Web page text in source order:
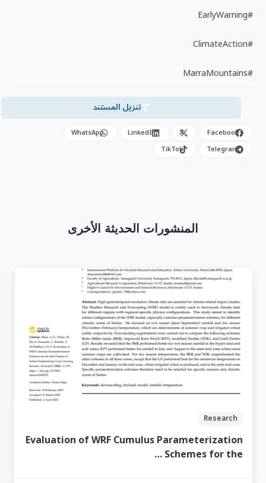
#EarlyWarning
#ClimateAction
#MarraMountains
تنزيل المستند
Facebook
X
LinkedIn
WhatsApp
Telegram
TikTok
المنشورات الحديثة الأخرى
Research
Evaluation of WRF Cumulus Parameterization
Schemes for the …